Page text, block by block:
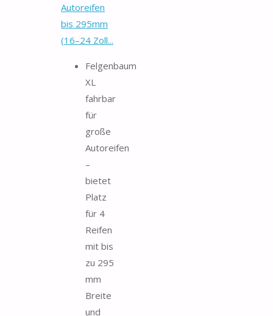
Autoreifen
bis 295mm
(16–24 Zoll...
Felgenbaum
XL
fahrbar
für
große
Autoreifen
–
bietet
Platz
für 4
Reifen
mit bis
zu 295
mm
Breite
und